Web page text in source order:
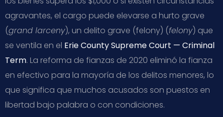
agravantes, el cargo puede elevarse a hurto grave
(grand larceny), un delito grave (felony) (felony) que
se ventila en el Erie County Supreme Court — Criminal
Term. La reforma de fianzas de 2020 eliminó la fianza
en efectivo para la mayoría de los delitos menores, lo
que significa que muchos acusados son puestos en
libertad bajo palabra o con condiciones.